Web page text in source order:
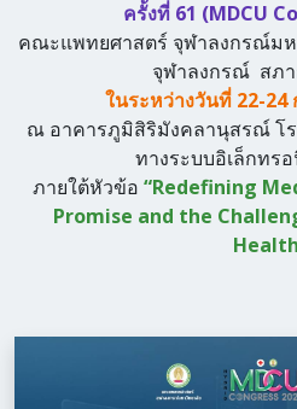
ครั้งที่ 61 (MDCU
คณะแพทยศาสตร์ จุฬาลงกรณ์ม
จุฬาลงกรณ์ สภ
ในระหว่างวันที่ 22-
ณ อาคารภูมิสิริมังคลานุสรณ์ โ
ทางระบบอิเล็กทร
ภายใต้หัวข้อ “Redefining
Promise and the